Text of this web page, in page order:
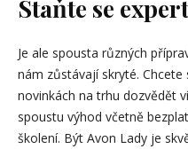
Staňte se
Je ale spousta různých
nám zůstávají skryté.
novinkách na trhu dozvědět
spoustu výhod včetně
školení. Být Avon Lady je